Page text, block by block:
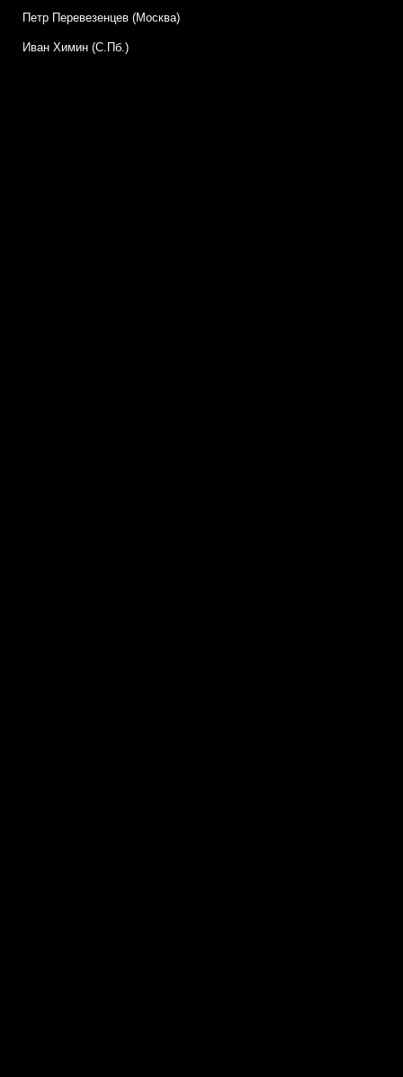
Петр Перевезенцев (Москва)
Иван Химин (С.Пб.)